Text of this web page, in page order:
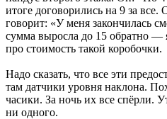
итоге договорились на 9 за
говорит: «У меня закончилась
сумма выросла до 15 обратно —
про стоимость такой коробочки.
Надо сказать, что все эти
там датчики уровня наклона.
часики. За ночь их все спёрли.
ни одного.